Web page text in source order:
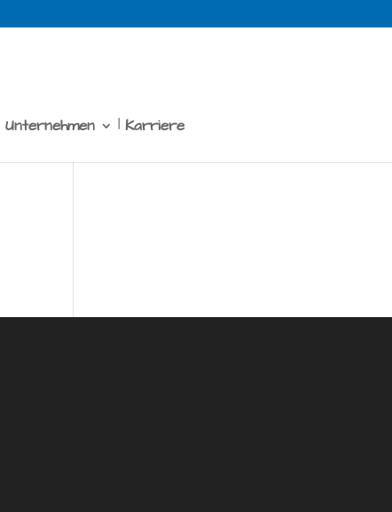
Unternehmen Karriere